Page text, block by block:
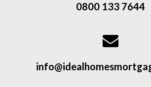
0800 133 7644